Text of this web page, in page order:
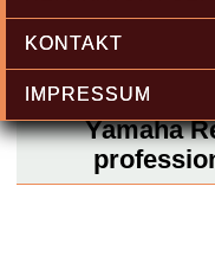
KONTAKT
IMPRESSUM
Yamaha